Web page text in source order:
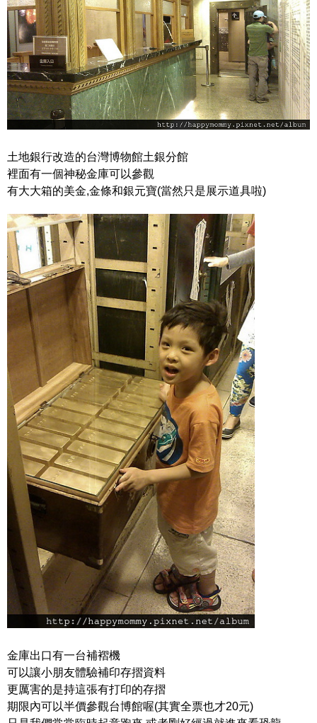
土地銀行改造的台灣博物館土銀分館
裡面有一個神秘金庫可以參觀
有大大箱的美金,金條和銀元寶(當然只是展示道具啦)
金庫出口有一台補褶機
可以讓小朋友體驗補印存摺資料
更厲害的是持這張有打印的存摺
期限內可以半價參觀台博館喔(其實全票也才20元)